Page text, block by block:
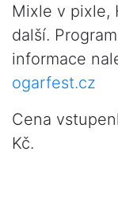
Mixle v pixle,
další.
informace
ogarfest.cz
Cena
Kč.